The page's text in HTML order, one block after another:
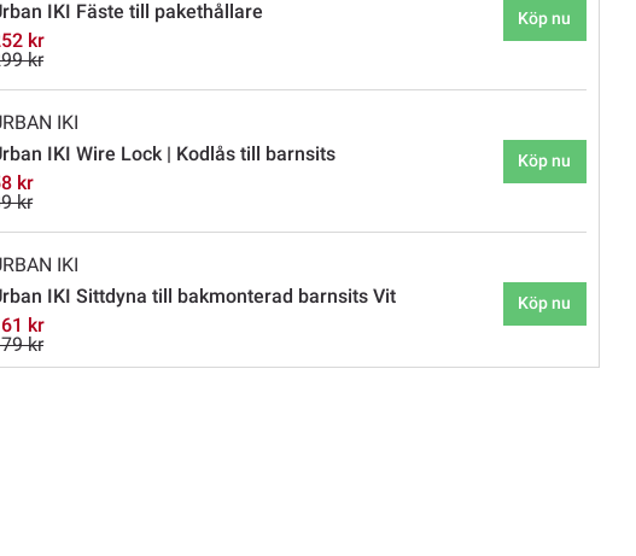
IKI Fäste till pakethållare
kr
kr
Köp nu
IKI
IKI Wire Lock | Kodlås till barnsits
kr
kr
Köp nu
IKI
IKI Sittdyna till bakmonterad barnsits Vit
kr
kr
Köp nu